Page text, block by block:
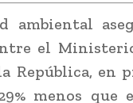
ambiental
el
República, en
menos